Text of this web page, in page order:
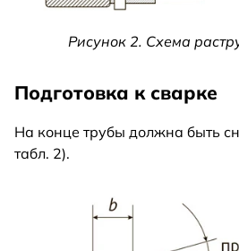
Рисунок 2. Схема
Подготовка к сварке
На конце трубы должна быть
табл. 2).